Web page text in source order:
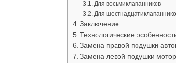
Для восьмиклапанников
Для
Заключение
Технологические
Замена правой подушки
Замена левой подушки